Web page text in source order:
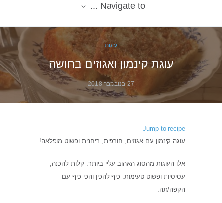
Navigate to ...
עוגות
עוגת קינמון ואגוזים בחושה
27 בנובמבר 2018
Jump to recipe
עוגה קינמון עם אגוזים, חורפית, ריחנית ופשוט מופלאה!
אלו העוגות מהסוג האהוב עליי ביותר. קלות להכנה,
עסיסיות ופשוט טעימות. כיף להכין והכי כיף עם
הקפה/תה.